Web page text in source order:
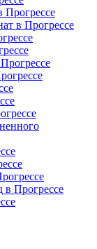
в Прогрессе
Прогрессе